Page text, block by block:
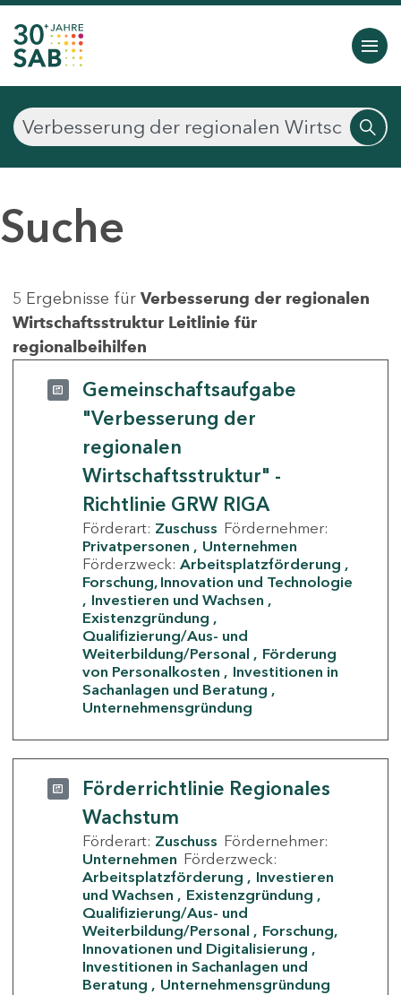
Suche
5 Ergebnisse für Verbesserung der regionalen
Wirtschaftsstruktur Leitlinie für
regionalbeihilfen
Gemeinschaftsaufgabe
"Verbesserung der
regionalen
Wirtschaftsstruktur" -
Richtlinie GRW RIGA
Förderart: Zuschuss Fördernehmer:
Privatpersonen
Unternehmen
Förderzweck: Arbeitsplatzförderung
Forschung, Innovation und Technologie
Investieren und Wachsen
Existenzgründung
Qualifizierung/Aus- und
Weiterbildung/Personal
Förderung
von Personalkosten
Investitionen in
Sachanlagen und Beratung
Unternehmensgründung
Förderrichtlinie Regionales
Wachstum
Förderart: Zuschuss Fördernehmer:
Unternehmen Förderzweck:
Arbeitsplatzförderung
Investieren
und Wachsen
Existenzgründung
Qualifizierung/Aus- und
Weiterbildung/Personal
Forschung,
Innovationen und Digitalisierung
Investitionen in Sachanlagen und
Beratung
Unternehmensgründung